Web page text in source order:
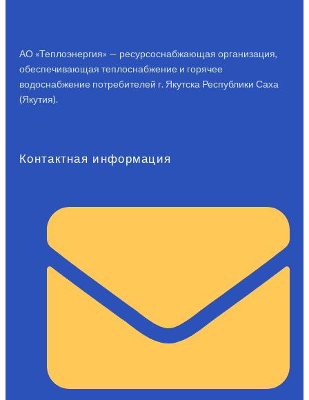
АО «Теплоэнергия» — ресурсоснабжающая организация,
обеспечивающая теплоснабжение и горячее
водоснабжение потребителей г. Якутска Республики Саха
(Якутия).
Контактная информация